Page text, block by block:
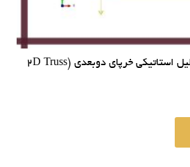
فایل آموزشی هفدهم: تحلیل استاتیکی خرپای دوبعدی (2D Truss